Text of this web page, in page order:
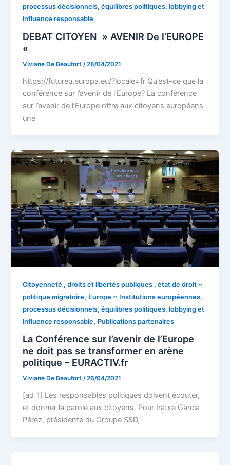
processus décisionnels, équilibres politiques, lobbying et
influence responsable
DEBAT CITOYEN » AVENIR De l’EUROPE
«
Viviane De Beaufort/28/04/2021
https://futureu.europa.eu/?locale=fr Qu’est-ce que la
conférence sur l’avenir de l’Europe? La conférence
sur l’avenir de l’Europe offre aux citoyens européens
une
Citoyenneté , droits et libertés publiques , état de droit ~
politique migratoire, Europe ~ Institutions européennes,
processus décisionnels, équilibres politiques, lobbying et
influence responsable, Publications partenaires
La Conférence sur l’avenir de l’Europe
ne doit pas se transformer en arène
politique – EURACTIV.fr
Viviane De Beaufort/26/04/2021
[ad_1] Les responsables politiques doivent écouter,
et donner la parole aux citoyens. Pour Iratxe Garcia
Pérez, présidente du Groupe S&D,